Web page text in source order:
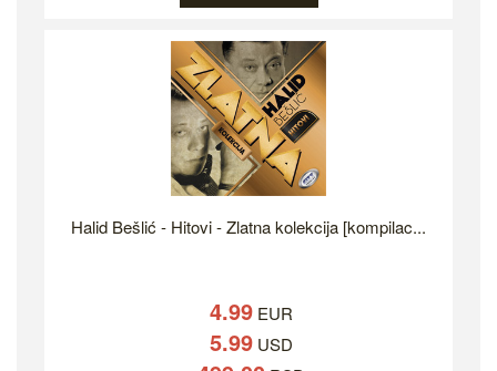
Halid Bešlić - Hitovi - Zlatna kolekcija [kompilac...
4.99 EUR
5.99 USD